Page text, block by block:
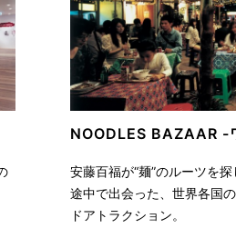
NOODLES BAZAAR -
安藤百福が“麺”のルーツを
途中で出会った、世界各国
ドアトラクション。